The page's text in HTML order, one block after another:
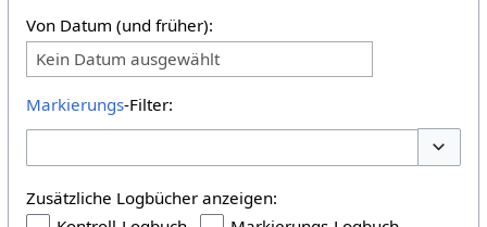
Von Datum (und früher):
Kein Datum ausgewählt
Markierungs-Filter:
Zusätzliche Logbücher anzeigen: